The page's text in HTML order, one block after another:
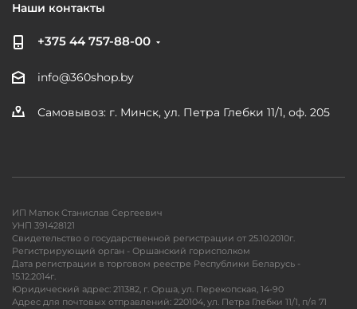
Наши контакты
+375 44 757-88-00
info@360shop.by
Самовывоз: г. Минск, ул. Петра Глебки 11/1, оф. 205
ИП Матюк Станислав Сергеевич
УНП 391428121
Свидетельство о государственной регистрации от 25.10.2010г.
Регистрирующий орган - Оршанский горисполком
Дата регистрации в торговом реестре Республики Беларусь -
15.12.2014г.
Юридический адрес: 211382, г. Орша, ул. Перекопская, 14-90
Адрес для почтовых отправлений: 220104, ул. Петра Глебки 11/1, п/я 71